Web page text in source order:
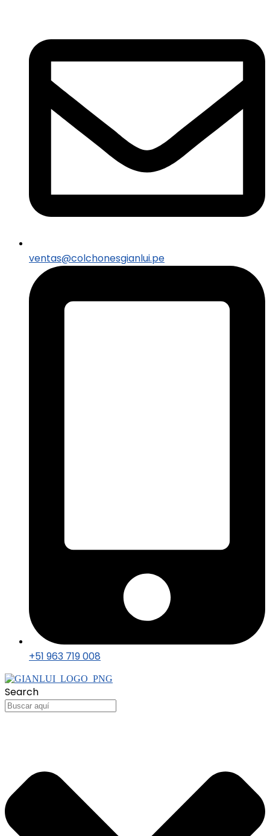
ventas@colchonesgianlui.pe
+51 963 719 008
Search